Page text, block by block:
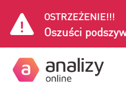
OSTRZEŻENIE!!!
Oszuści